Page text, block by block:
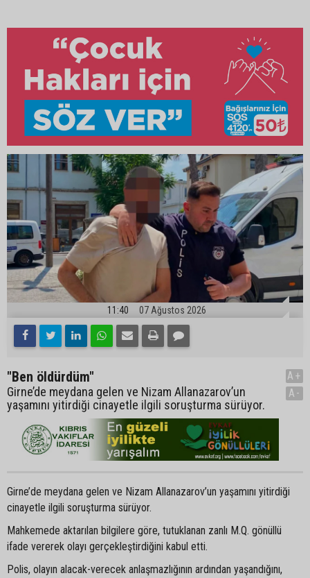
11:40 07 Ağustos 2026
"Ben öldürdüm"
Girne’de meydana gelen ve Nizam Allanazarov’un
yaşamını yitirdiği cinayetle ilgili soruşturma sürüyor.
A+
A-
Girne’de meydana gelen ve Nizam Allanazarov’un yaşamını yitirdiği
cinayetle ilgili soruşturma sürüyor.
Mahkemede aktarılan bilgilere göre, tutuklanan zanlı M.Q. gönüllü
ifade vererek olayı gerçekleştirdiğini kabul etti.
Polis, olayın alacak-verecek anlaşmazlığının ardından yaşandığını,